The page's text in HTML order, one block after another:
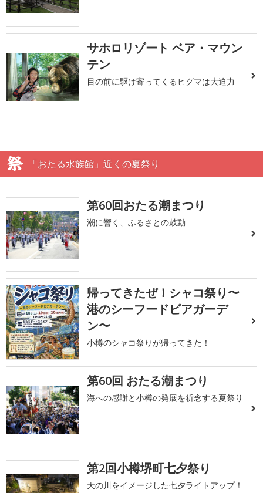
サホロリゾート ベア・マウン
テン
目の前に駆け寄ってくるヒグマは大迫力
「おたる水族館」近くの夏祭り
第60回おたる潮まつり
潮に響く、ふるさとの鼓動
帰ってきたぜ！シャコ祭り〜
港のシーフードビアガーデ
ン〜
小樽のシャコ祭りが帰ってきた！
第60回 おたる潮まつり
海への感謝と小樽の発展を祈念する夏祭り
第2回小樽堺町七夕祭り
天の川をイメージした七夕ライトアップ！